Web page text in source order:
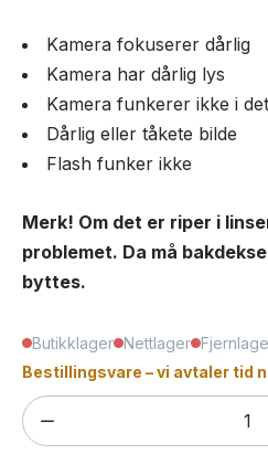
Kamera fokuserer dårlig
Kamera har dårlig lys
Kamera funkerer ikke i
Dårlig eller tåkete bilde
Flash funker ikke
Merk! Om det er riper i
problemet. Da må
byttes.
Butikklager Nettlager
Bestillingsvare – vi avtaler tid
Bytte
hovedkamera